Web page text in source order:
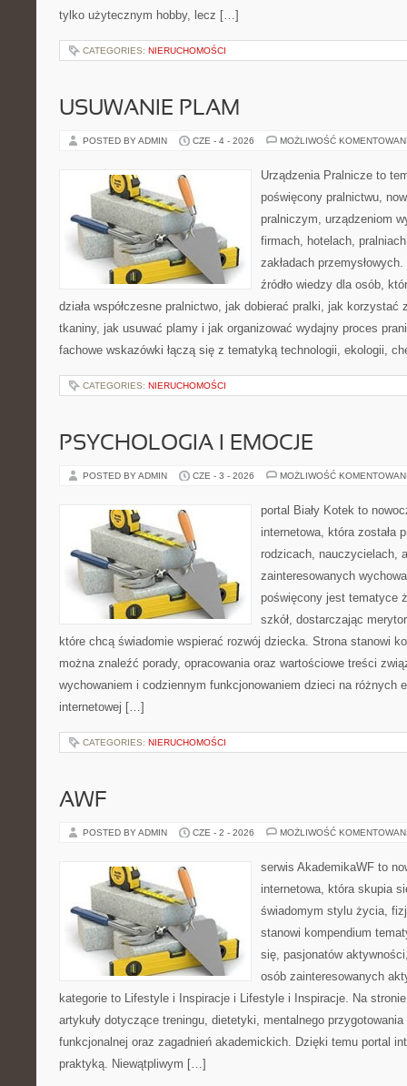
tylko użytecznym hobby, lecz […]
CATEGORIES: NIERUCHOMOŚCI
USUWANIE PLAM
POSTED BY ADMIN CZE - 4 - 2026 MOŻLIWOŚĆ
Urządzenia Pralnicze to
poświęcony pralnictwu,
pralniczym, urządzeniom
firmach, hotelach,
zakładach
źródło wiedzy dla osób,
działa współczesne pralnictwo, jak dobierać pralki, jak korzystać
tkaniny, jak usuwać plamy i jak organizować wydajny proces
fachowe wskazówki łączą się z tematyką technologii, ekologii,
CATEGORIES: NIERUCHOMOŚCI
PSYCHOLOGIA I EMOCJE
POSTED BY ADMIN CZE - 3 - 2026 MOŻLIWOŚĆ
portal Biały Kotek to
internetowa, która została
rodzicach, nauczycielach,
zainteresowanych
poświęcony jest tematyce
szkół, dostarczając
które chcą świadomie wspierać rozwój dziecka. Strona stanowi
można znaleźć porady, opracowania oraz wartościowe treści
wychowaniem i codziennym funkcjonowaniem dzieci na różnych
internetowej […]
CATEGORIES: NIERUCHOMOŚCI
AWF
POSTED BY ADMIN CZE - 2 - 2026 MOŻLIWOŚĆ
serwis AkademikaWF to
internetowa, która skupia
świadomym stylu życia,
stanowi kompendium
się, pasjonatów
osób zainteresowanych
kategorie to Lifestyle i Inspiracje i Lifestyle i Inspiracje. Na
artykuły dotyczące treningu, dietetyki, mentalnego
funkcjonalnej oraz zagadnień akademickich. Dzięki temu portal
praktyką. Niewątpliwym […]